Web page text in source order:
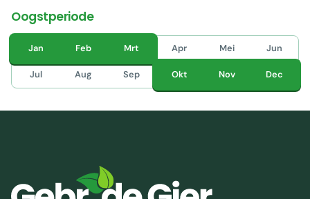
Oogstperiode
Jan Feb Mrt Apr Mei Jun
Jul Aug Sep Okt Nov Dec